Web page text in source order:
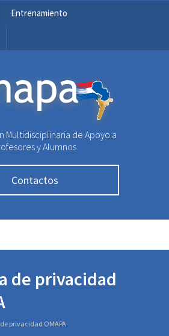
Entrenamiento
Multidisciplinaria de Apoyo a
y Alumnos
Contactos
de privacidad
privacidad OMAPA